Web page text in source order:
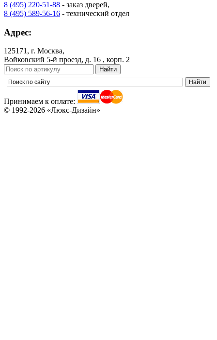
8 (495) 220-51-88 - заказ дверей,
8 (495) 589-56-16 - технический отдел
Адрес:
125171, г. Москва,
Войковский 5-й проезд, д. 16 , корп. 2
Принимаем к оплате:
© 1992-2026 «Люкс-Дизайн»